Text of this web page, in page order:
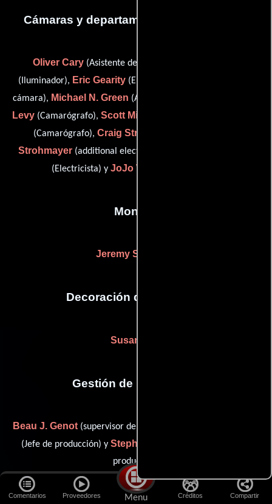
Comentarios Proveedores Menu Créditos Compartir
Cámaras y departamento de electricidad
Oliver Cary(Asistente de cámara),
(Iluminador), Eric Gearity(Encargado de equipamiento de
cámara), Michael N. Green (Asistente de electricidad),
Levy (Camarógrafo), Scott Miller
(Camarógrafo), Craig Striano
Strohmayer (additional electrician),
(Electricista) y JoJo Whilden
Montaje
Jeremy Simmons
Decoración de escenario
Susan Ogu
Gestión de producción
Beau J. Genot(supervisor de post-producción),
(Jefe de producción) y Stephanie Meurer
producción)